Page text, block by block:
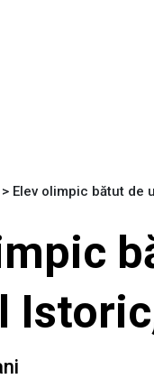
> Elev olimpic bătut de